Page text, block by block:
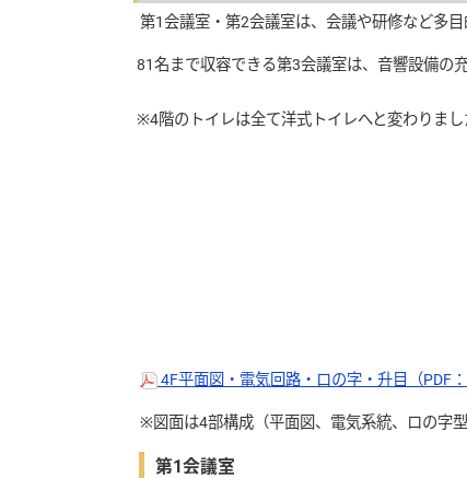
第1会議室・第2会議室は、会議や研修など多目
81名まで収容できる第3会議室は、音響設備の
※4階のトイレは全て洋式トイレへと変わりまし
4F平面図・電気回路・ロの字・升目（PDF
※図面は4部構成（平面図、電気系統、ロの字
第1会議室